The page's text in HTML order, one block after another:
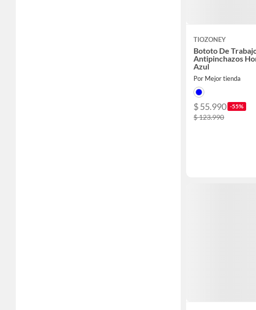
TIOZONEY
Bototo De
Antipinchazos
Azul
Por Mejor tienda
$ 55.990 -55%
$ 123.990